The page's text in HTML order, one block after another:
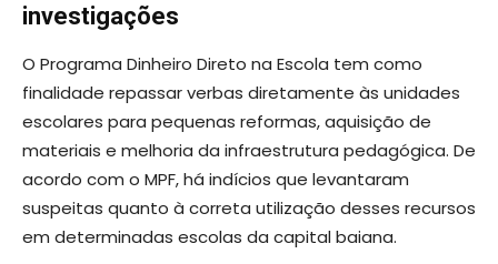
investigações
O Programa Dinheiro Direto na Escola tem como
finalidade repassar verbas diretamente às unidades
escolares para pequenas reformas, aquisição de
materiais e melhoria da infraestrutura pedagógica. De
acordo com o MPF, há indícios que levantaram
suspeitas quanto à correta utilização desses recursos
em determinadas escolas da capital baiana.